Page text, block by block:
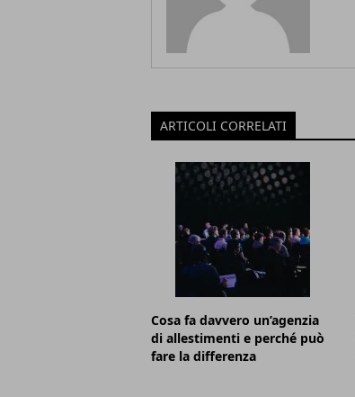
ARTICOLI CORRELATI
Cosa fa davvero un’agenzia
di allestimenti e perché può
fare la differenza